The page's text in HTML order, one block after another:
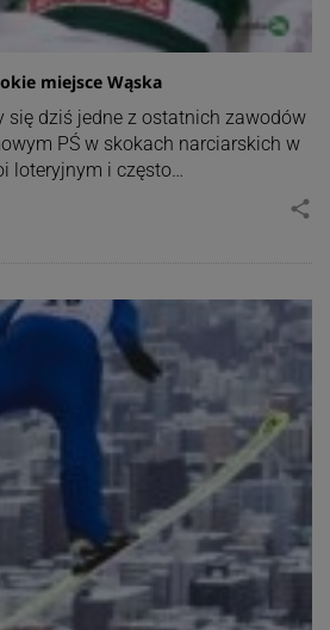
miejsce Wąska
się dziś jedne z ostatnich zawodów
PŚ w skokach narciarskich w
loteryjnym i często…
share